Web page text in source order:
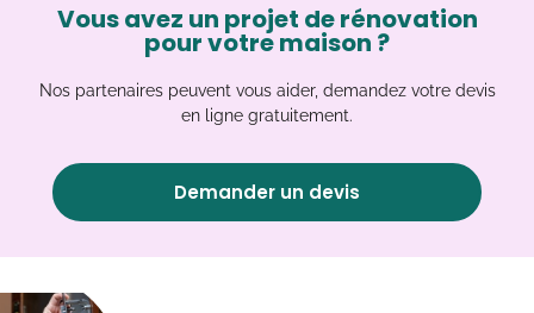
Vous avez un projet de rénovation
pour votre maison ?
Nos partenaires peuvent vous aider, demandez votre devis
en ligne gratuitement.
Demander un devis